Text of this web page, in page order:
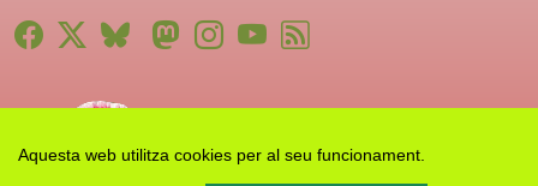
Aquesta web utilitza cookies per al seu funcionament.